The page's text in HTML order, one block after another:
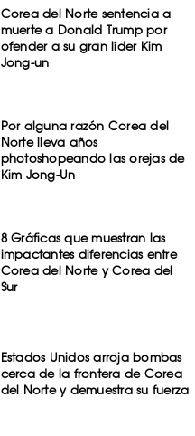
Corea del Norte sentencia a
muerte a Donald Trump por
ofender a su gran líder Kim
Jong-un
Por alguna razón Corea del
Norte lleva años
photoshopeando las orejas de
Kim Jong-Un
8 Gráficas que muestran las
impactantes diferencias entre
Corea del Norte y Corea del
Sur
Estados Unidos arroja bombas
cerca de la frontera de Corea
del Norte y demuestra su fuerza